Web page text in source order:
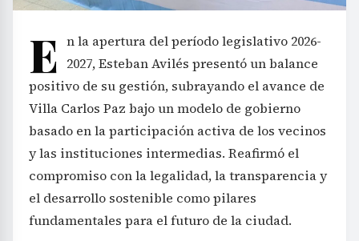
E n la apertura del período legislativo 2026-
2027, Esteban Avilés presentó un balance
positivo de su gestión, subrayando el avance de
Villa Carlos Paz bajo un modelo de gobierno
basado en la participación activa de los vecinos
y las instituciones intermedias. Reafirmó el
compromiso con la legalidad, la transparencia y
el desarrollo sostenible como pilares
fundamentales para el futuro de la ciudad.